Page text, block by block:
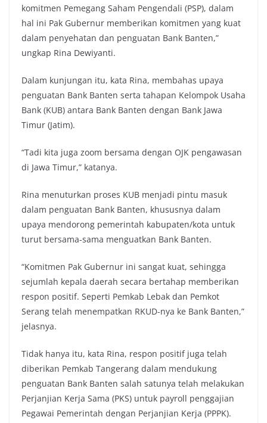
komitmen Pemegang Saham Pengendali (PSP), dalam
hal ini Pak Gubernur memberikan komitmen yang kuat
dalam penyehatan dan penguatan Bank Banten,”
ungkap Rina Dewiyanti.
Dalam kunjungan itu, kata Rina, membahas upaya
penguatan Bank Banten serta tahapan Kelompok Usaha
Bank (KUB) antara Bank Banten dengan Bank Jawa
Timur (Jatim).
“Tadi kita juga zoom bersama dengan OJK pengawasan
di Jawa Timur,” katanya.
Rina menuturkan proses KUB menjadi pintu masuk
dalam penguatan Bank Banten, khususnya dalam
upaya mendorong pemerintah kabupaten/kota untuk
turut bersama-sama menguatkan Bank Banten.
“Komitmen Pak Gubernur ini sangat kuat, sehingga
sejumlah kepala daerah secara bertahap memberikan
respon positif. Seperti Pemkab Lebak dan Pemkot
Serang telah menempatkan RKUD-nya ke Bank Banten,”
jelasnya.
Tidak hanya itu, kata Rina, respon positif juga telah
diberikan Pemkab Tangerang dalam mendukung
penguatan Bank Banten salah satunya telah melakukan
Perjanjian Kerja Sama (PKS) untuk payroll penggajian
Pegawai Pemerintah dengan Perjanjian Kerja (PPPK).